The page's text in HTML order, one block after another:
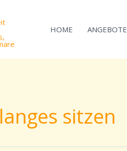
HOME ANGEBOTE
langes sitzen